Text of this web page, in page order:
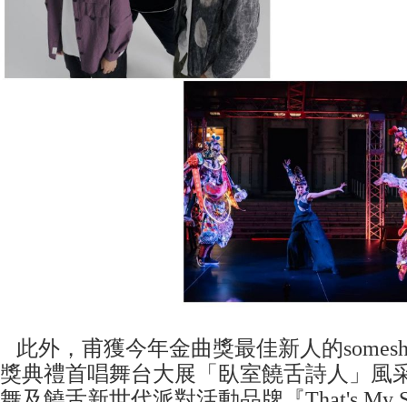
此外，甫獲今年金曲獎最佳新人的
獎典禮首唱舞台大展「臥室饒舌詩人」風